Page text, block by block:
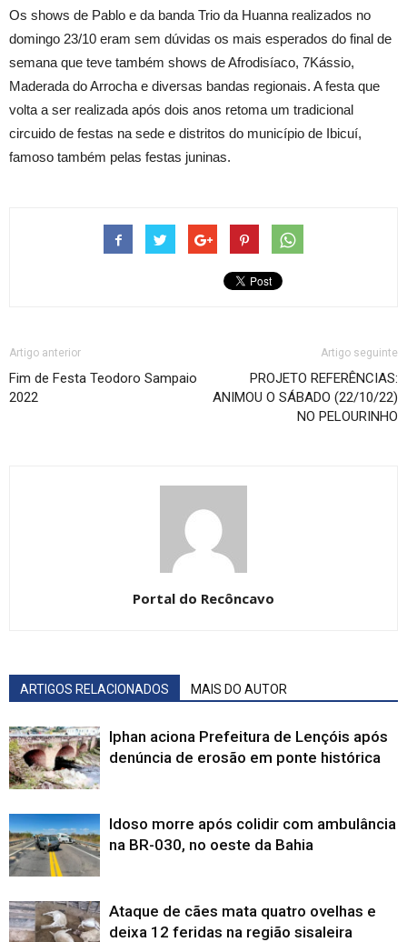
Os shows de Pablo e da banda Trio da Huanna realizados no
domingo 23/10 eram sem dúvidas os mais esperados do final de
semana que teve também shows de Afrodisíaco, 7Kássio,
Maderada do Arrocha e diversas bandas regionais. A festa que
volta a ser realizada após dois anos retoma um tradicional
circuido de festas na sede e distritos do município de Ibicuí,
famoso também pelas festas juninas.
Artigo anterior
Fim de Festa Teodoro Sampaio
2022
Artigo seguinte
PROJETO REFERÊNCIAS:
ANIMOU O SÁBADO (22/10/22)
NO PELOURINHO
Portal do Recôncavo
ARTIGOS RELACIONADOS MAIS DO AUTOR
Iphan aciona Prefeitura de Lençóis após
denúncia de erosão em ponte histórica
Idoso morre após colidir com ambulância
na BR-030, no oeste da Bahia
Ataque de cães mata quatro ovelhas e
deixa 12 feridas na região sisaleira